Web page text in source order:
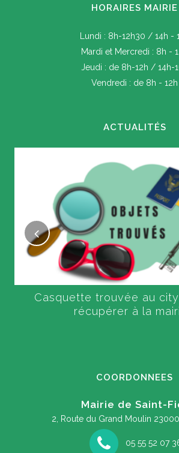
HORAIRES MAIRIE
Lundi : 8h-12h30 / 14h -
Mardi et Mercredi : 8h -
Jeudi : de 8h-12h / 14h-
Vendredi : de 8h - 12h
ACTUALITÉS
Casquette trouvée au city
récupérer à la
COORDONNEES
Mairie de Saint-
2, Route du Grand Moulin
05 55 52 07